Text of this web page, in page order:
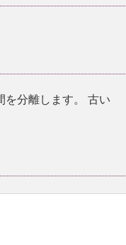
を分離します。 古い